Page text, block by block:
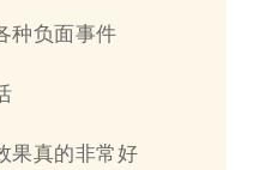
种负面事件
果真的非常好